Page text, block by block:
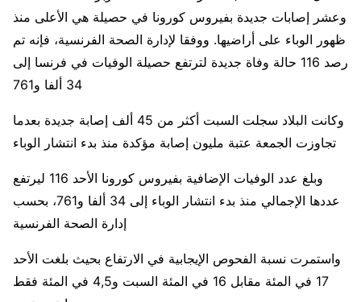
وعشر إصابات جديدة بفيروس كورونا في حصيلة هي الأعلى منذ
ظهور الوباء على أراضيها. ووفقا لإدارة الصحة الفرنسية، فإنه تم
رصد 116 حالة وفاة جديدة لترتفع حصيلة الوفيات في فرنسا إلى
34 ألفا و761
وكانت البلاد سجلت السبت أكثر من 45 ألف إصابة جديدة بعدما
تجاوزت الجمعة عتبة مليون إصابة مؤكدة منذ بدء انتشار الوباء
وبلغ عدد الوفيات الإضافية بفيروس كورونا الأحد 116 ليرتفع
عددها الإجمالي منذ بدء انتشار الوباء إلى 34 ألفا و761، بحسب
إدارة الصحة الفرنسية
واستمرت نسبة الفحوص الإيجابية في الارتفاع بحيث بلغت الأحد
17 في المئة مقابل 16 في المئة السبت و4,5 في المئة فقط